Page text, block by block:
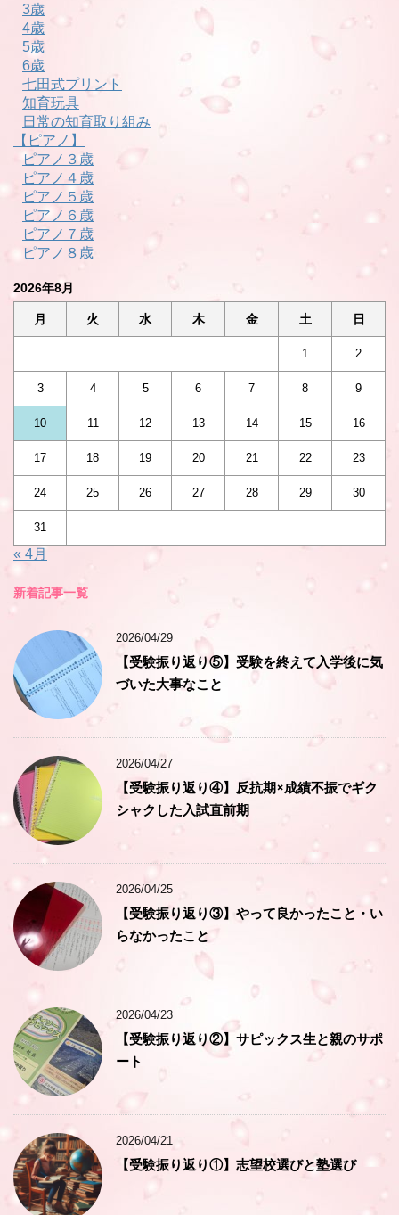
3歳
4歳
5歳
6歳
七田式プリント
知育玩具
日常の知育取り組み
【ピアノ】
ピアノ３歳
ピアノ４歳
ピアノ５歳
ピアノ６歳
ピアノ７歳
ピアノ８歳
2026年8月
月 火 水 木 金 土 日
1 2
3 4 5 6 7 8 9
10 11 12 13 14 15 16
17 18 19 20 21 22 23
24 25 26 27 28 29 30
31
« 4月
新着記事一覧
2026/04/29
【受験振り返り⑤】受験を終えて入学後に気
づいた大事なこと
2026/04/27
【受験振り返り④】反抗期×成績不振でギク
シャクした入試直前期
2026/04/25
【受験振り返り③】やって良かったこと・い
らなかったこと
2026/04/23
【受験振り返り②】サピックス生と親のサポ
ート
2026/04/21
【受験振り返り①】志望校選びと塾選び